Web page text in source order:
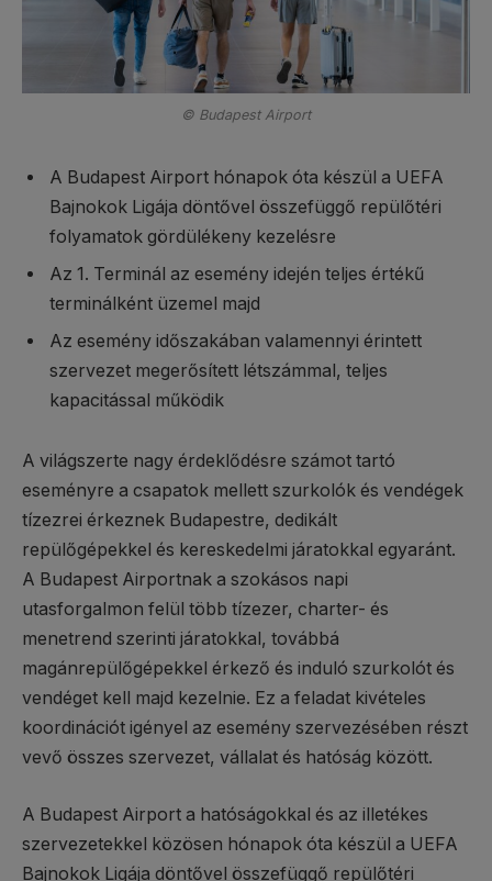
© Budapest Airport
A Budapest Airport hónapok óta készül a UEFA
Bajnokok Ligája döntővel összefüggő repülőtéri
folyamatok gördülékeny kezelésre
Az 1. Terminál az esemény idején teljes értékű
terminálként üzemel majd
Az esemény időszakában valamennyi érintett
szervezet megerősített létszámmal, teljes
kapacitással működik
A világszerte nagy érdeklődésre számot tartó
eseményre a csapatok mellett szurkolók és vendégek
tízezrei érkeznek Budapestre, dedikált
repülőgépekkel és kereskedelmi járatokkal egyaránt.
A Budapest Airportnak a szokásos napi
utasforgalmon felül több tízezer, charter- és
menetrend szerinti járatokkal, továbbá
magánrepülőgépekkel érkező és induló szurkolót és
vendéget kell majd kezelnie. Ez a feladat kivételes
koordinációt igényel az esemény szervezésében részt
vevő összes szervezet, vállalat és hatóság között.
A Budapest Airport a hatóságokkal és az illetékes
szervezetekkel közösen hónapok óta készül a UEFA
Bajnokok Ligája döntővel összefüggő repülőtéri